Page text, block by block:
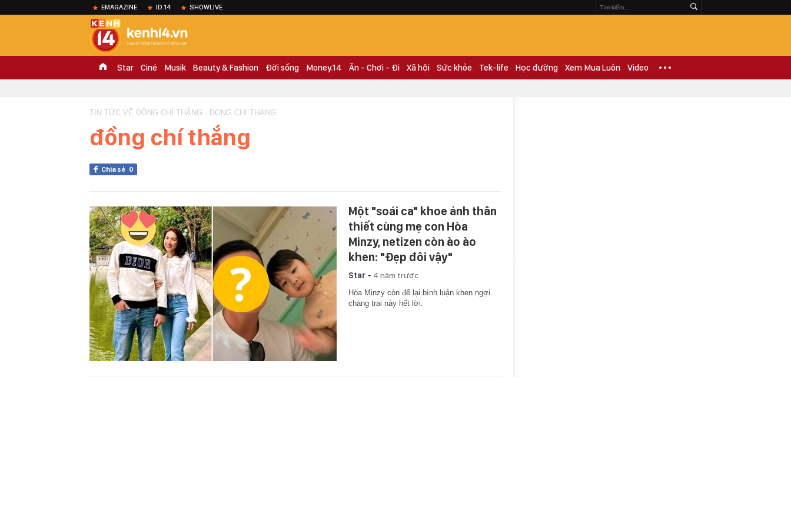
EMAGAZINE ID.14 SHOWLIVE
Star Ciné Musik Beauty & Fashion Đời sống Money.14 Ăn - Chơi - Đi Xã hội Sức khỏe Tek-life Học đường Xem Mua Luôn Video
TIN TỨC VỀ ĐỒNG CHÍ THẮNG - DONG CHI THANG
đồng chí thắng
Chia sẻ 0
Một "soái ca" khoe ảnh thân
thiết cùng mẹ con Hòa
Minzy, netizen còn ào ào
khen: "Đẹp đôi vậy"
Star - 4 năm trước
Hòa Minzy còn để lại bình luận khen ngợi
chàng trai này hết lời.